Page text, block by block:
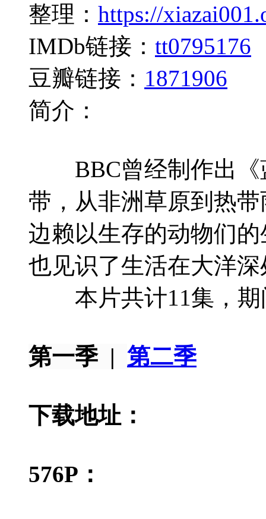
整理： https://
IMDb链接： tt0795176
豆瓣链接： 1871906
简介：
BBC曾经制作出《蓝
带，从非洲草原到热
边赖以生存的动物们
也见识了生活在大洋
本片共计11集，期
第一季 | 第二季
下载地址：
576P：